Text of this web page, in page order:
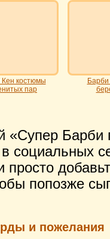
Кен костюмы
пар
Барби
«Супер Барби
социальных
просто
попозже
и пожелания